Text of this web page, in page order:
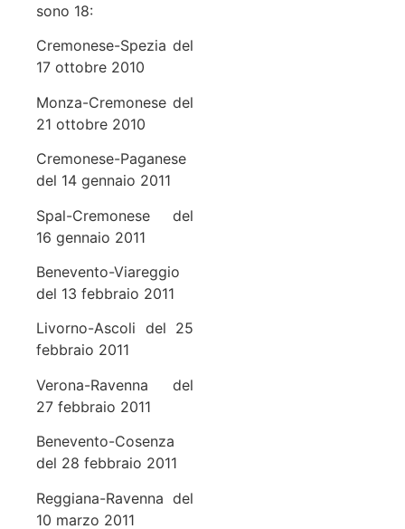
sono 18:
Cremonese-Spezia del
17 ottobre 2010
Monza-Cremonese del
21 ottobre 2010
Cremonese-Paganese
del 14 gennaio 2011
Spal-Cremonese del
16 gennaio 2011
Benevento-Viareggio
del 13 febbraio 2011
Livorno-Ascoli del 25
febbraio 2011
Verona-Ravenna del
27 febbraio 2011
Benevento-Cosenza
del 28 febbraio 2011
Reggiana-Ravenna del
10 marzo 2011